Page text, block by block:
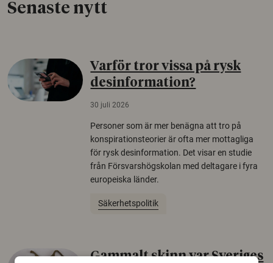
Senaste nytt
Varför tror vissa på rysk
desinformation?
30 juli 2026
Personer som är mer benägna att tro på
konspirationsteorier är ofta mer mottagliga
för rysk desinformation. Det visar en studie
från Försvarshögskolan med deltagare i fyra
europeiska länder.
Säkerhetspolitik
Gammalt skinn var Sveriges